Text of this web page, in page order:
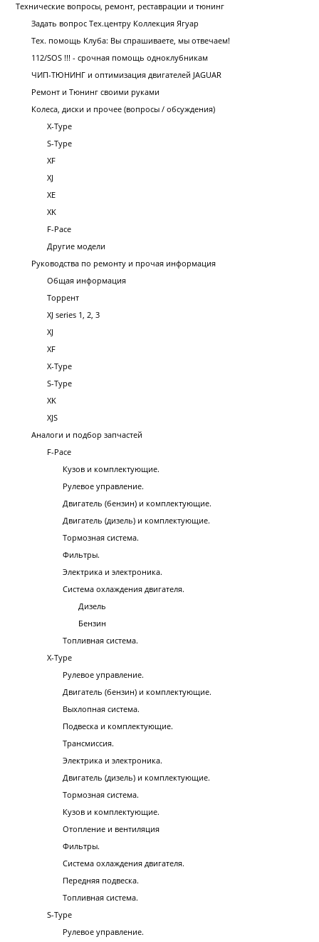
Технические вопросы, ремонт, реставрации и тюнинг
Задать вопрос Тех.центру Коллекция Ягуар
Тех. помощь Клуба: Вы спрашиваете, мы отвечаем!
112/SOS !!! - срочная помощь одноклубникам
ЧИП-ТЮНИНГ и оптимизация двигателей JAGUAR
Ремонт и Тюнинг своими руками
Колеса, диски и прочее (вопросы / обсуждения)
X-Type
S-Type
XF
XJ
XE
XK
F-Pace
Другие модели
Руководства по ремонту и прочая информация
Общая информация
Торрент
XJ series 1, 2, 3
XJ
XF
X-Type
S-Type
XK
XJS
Аналоги и подбор запчастей
F-Pace
Кузов и комплектующие.
Рулевое управление.
Двигатель (бензин) и комплектующие.
Двигатель (дизель) и комплектующие.
Тормозная система.
Фильтры.
Электрика и электроника.
Система охлаждения двигателя.
Дизель
Бензин
Топливная система.
X-Type
Рулевое управление.
Двигатель (бензин) и комплектующие.
Выхлопная система.
Подвеска и комплектующие.
Трансмиссия.
Электрика и электроника.
Двигатель (дизель) и комплектующие.
Тормозная система.
Кузов и комплектующие.
Отопление и вентиляция
Фильтры.
Система охлаждения двигателя.
Передняя подвеска.
Топливная система.
S-Type
Рулевое управление.